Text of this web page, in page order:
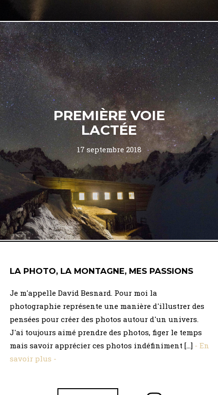
PREMIÈRE VOIE
LACTÉE
17 septembre 2018
LA PHOTO, LA MONTAGNE, MES PASSIONS
Je m'appelle David Besnard. Pour moi la
photographie représente une manière d'illustrer des
pensées pour créer des photos autour d'un univers.
J'ai toujours aimé prendre des photos, figer le temps
mais savoir apprécier ces photos indéfiniment [...] - En
savoir plus -